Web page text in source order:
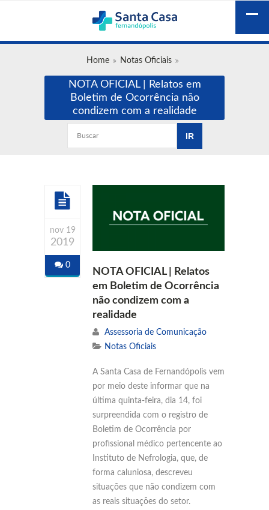
Home Notas Oficiais
NOTA OFICIAL | Relatos em
Boletim de Ocorrência não
condizem com a realidade
nov 19
2019
0
NOTA OFICIAL | Relatos
em Boletim de Ocorrência
não condizem com a
realidade
Assessoria de Comunicação
Notas Oficiais
A Santa Casa de Fernandópolis vem
por meio deste informar que na
última quinta-feira, dia 14, foi
surpreendida com o registro de
Boletim de Ocorrência por
profissional médico pertencente ao
Instituto de Nefrologia, que, de
forma caluniosa, descreveu
situações que não condizem com
as reais situações do setor.